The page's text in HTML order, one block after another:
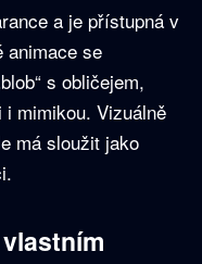
a je přístupná v
animace se
s obličejem,
i mimikou. Vizuálně
má sloužit jako